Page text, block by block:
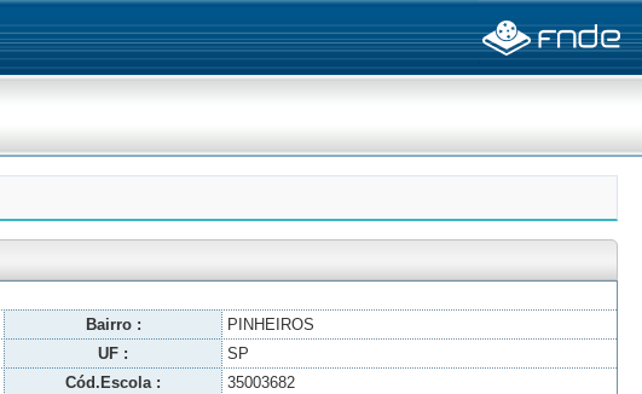
Bairro :
PINHEIROS
UF :
SP
Cód.Escola :
35003682